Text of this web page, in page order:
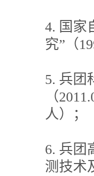
4. 国家
究”（
5. 兵团
（
人）；
6. 兵团
测技术